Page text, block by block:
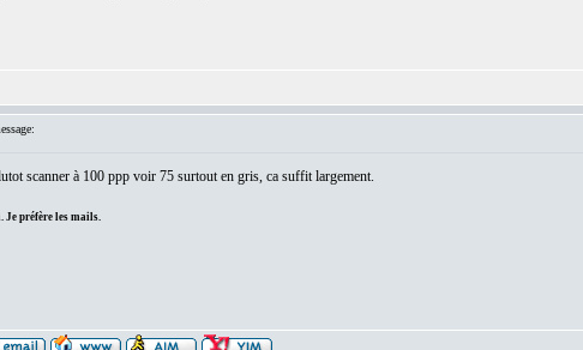
scanner à 100 ppp voir 75 surtout en gris, ca suffit largement.
Je préfère les mails.